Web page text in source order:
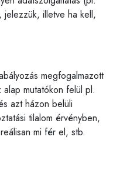
jelezzük, illetve ha kell,
megfogalmazott
mutatókon felül pl.
azt házon belüli
tilalom érvényben,
mi fér el, stb.